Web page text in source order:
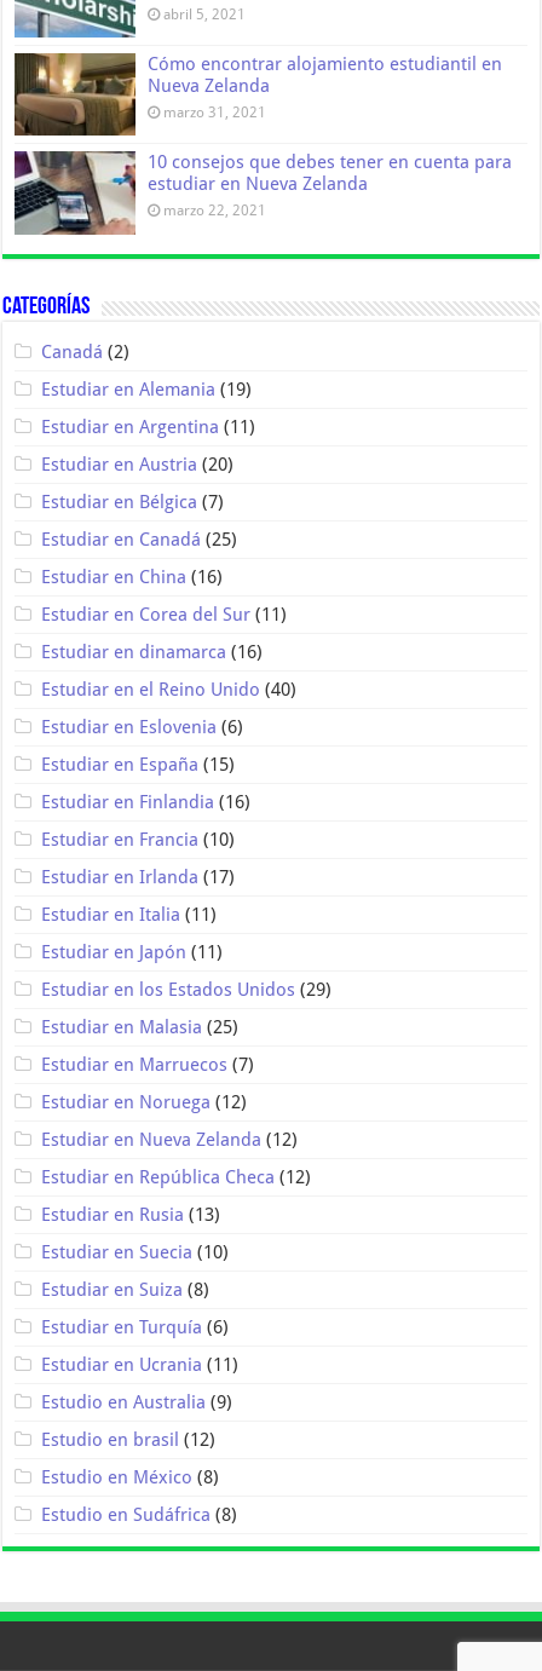
abril 5, 2021
Cómo encontrar alojamiento estudiantil en
Nueva Zelanda
marzo 31, 2021
10 consejos que debes tener en cuenta para
estudiar en Nueva Zelanda
marzo 22, 2021
Categorías
Canadá (2)
Estudiar en Alemania (19)
Estudiar en Argentina (11)
Estudiar en Austria (20)
Estudiar en Bélgica (7)
Estudiar en Canadá (25)
Estudiar en China (16)
Estudiar en Corea del Sur (11)
Estudiar en dinamarca (16)
Estudiar en el Reino Unido (40)
Estudiar en Eslovenia (6)
Estudiar en España (15)
Estudiar en Finlandia (16)
Estudiar en Francia (10)
Estudiar en Irlanda (17)
Estudiar en Italia (11)
Estudiar en Japón (11)
Estudiar en los Estados Unidos (29)
Estudiar en Malasia (25)
Estudiar en Marruecos (7)
Estudiar en Noruega (12)
Estudiar en Nueva Zelanda (12)
Estudiar en República Checa (12)
Estudiar en Rusia (13)
Estudiar en Suecia (10)
Estudiar en Suiza (8)
Estudiar en Turquía (6)
Estudiar en Ucrania (11)
Estudio en Australia (9)
Estudio en brasil (12)
Estudio en México (8)
Estudio en Sudáfrica (8)